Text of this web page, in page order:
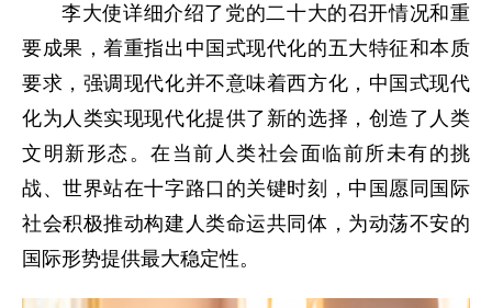
李大使详细介绍了党的二十大的召开情况和重
要成果，着重指出中国式现代化的五大特征和本质
要求，强调现代化并不意味着西方化，中国式现代
化为人类实现现代化提供了新的选择，创造了人类
文明新形态。在当前人类社会面临前所未有的挑
战、世界站在十字路口的关键时刻，中国愿同国际
社会积极推动构建人类命运共同体，为动荡不安的
国际形势提供最大稳定性。